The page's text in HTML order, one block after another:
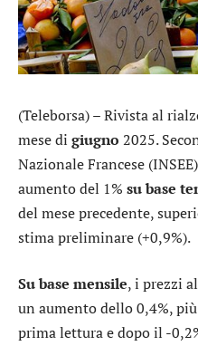
(Teleborsa) – Rivista al
mese di giugno 2025.
Nazionale Francese
aumento del 1% su base
del mese precedente,
stima preliminare (+0,9%).
Su base mensile, i prezzi
un aumento dello 0,4%,
prima lettura e dopo il -